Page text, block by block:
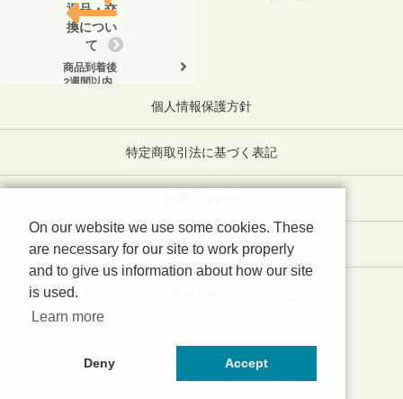
返品・交
換につい
て
商品到着後
2週間以内
個人情報保護方針
特定商取引法に基づく表記
ミリオン株式会社
copyright (c) ミリオンストア all rights reserved.
On our website we use some cookies. These
are necessary for our site to work properly
and to give us information about how our site
is used.
Learn more
Deny Accept